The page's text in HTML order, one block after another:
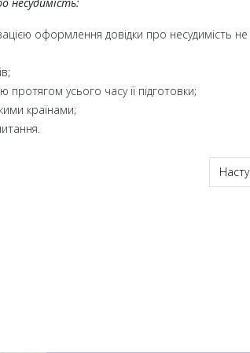
оформлення довідки про несудимість не
усього часу її підготовки;
країнами;
і переклад